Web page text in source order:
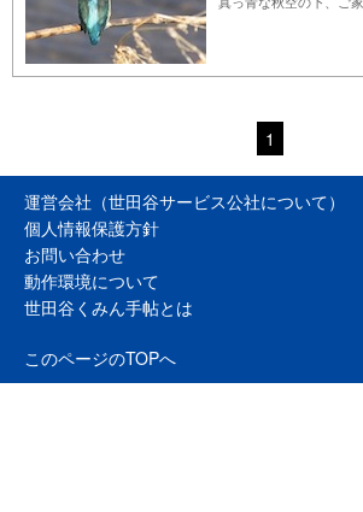
1
運営会社（世田谷サービス公社について）
個人情報保護方針
お問い合わせ
動作環境について
世田谷くみん手帖とは
このページのTOPへ